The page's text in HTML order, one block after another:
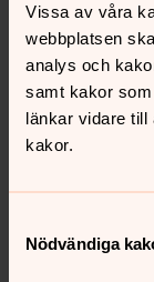
Vissa av våra
webbplatsen
analys och
samt kakor
länkar vidare till
kakor.
Nödvändiga
Direkt: 031-
E-post: